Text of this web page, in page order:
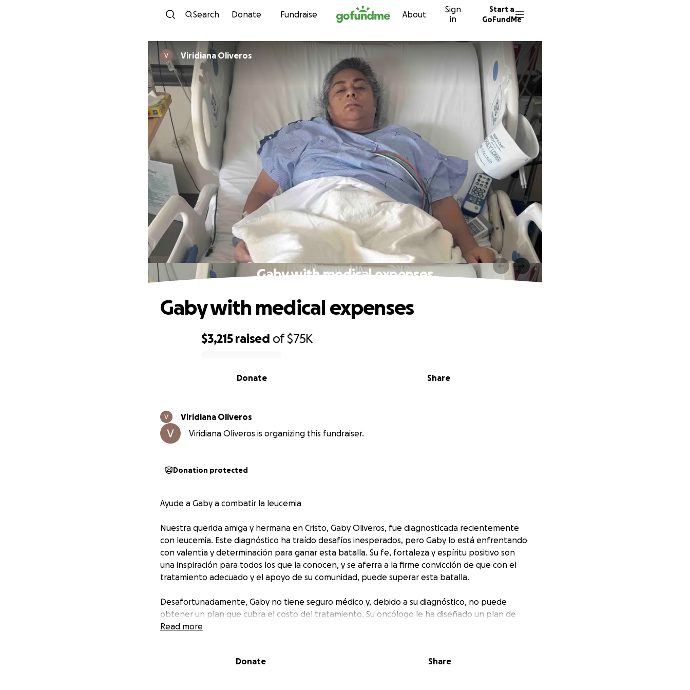
Skip to content
Search Donate Fundraise About
Sign
in
Start a
GoFundMe
Viridiana Oliveros
Gaby with medical expenses
$3,215 raised of$75K
Share
Donate
Gaby with medical expenses
Viridiana Oliveros
Viridiana Oliveros is organizing this fundraiser.
Donation protected
Ayude a Gaby a combatir la leucemia
Nuestra querida amiga y hermana en Cristo, Gaby Oliveros, fue diagnosticada recientemente
con leucemia. Este diagnóstico ha traído desafíos inesperados, pero Gaby lo está enfrentando
con valentía y determinación para ganar esta batalla. Su fe, fortaleza y espíritu positivo son
una inspiración para todos los que la conocen, y se aferra a la firme convicción de que con el
tratamiento adecuado y el apoyo de su comunidad, puede superar esta batalla.
Desafortunadamente, Gaby no tiene seguro médico y, debido a su diagnóstico, no puede
obtener un plan que cubra el costo del tratamiento. Su oncólogo le ha diseñado un plan de
tratamiento de al menos 12 meses, tratamientos vitales para su recuperación y su salud a largo
El hospital ha accedido generosamente a cubrir el primer mes de tratamiento, pero los 11
Read more
Donate Share